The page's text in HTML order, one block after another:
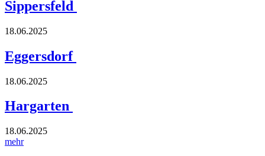
Sippersfeld
18.06.2025
Eggersdorf
18.06.2025
Hargarten
18.06.2025
mehr